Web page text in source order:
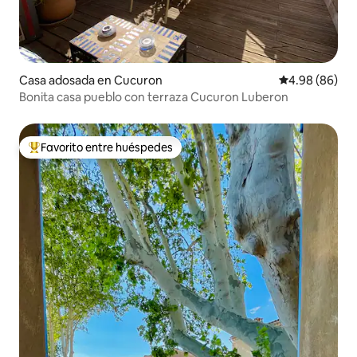
Casa adosada en Cucuron Calificación
4.98 (86)
Bonita casa pueblo con terraza Cucuron Luberon
Favorito entre huéspedes preferido
Favorito entre huéspedes